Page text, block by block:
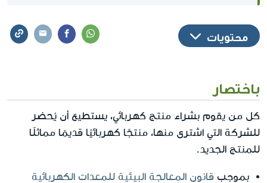
محتويات
باختصار
كل من يقوم بشراء منتج كهربائي، يستطيع أن يُحضر
للشركة التي اشترى منها، منتجًا كهربائيًا قديمًا مماثلًا
للمنتج الجديد.
بموجب قانون المعالجة البيئية للمعدات الكهربائية